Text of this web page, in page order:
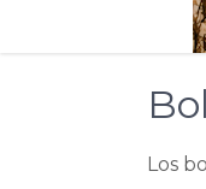
Los